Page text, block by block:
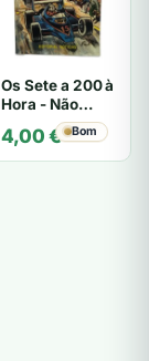
Os Sete a 200 à
Hora - Não
especificado
4,00€ Bom